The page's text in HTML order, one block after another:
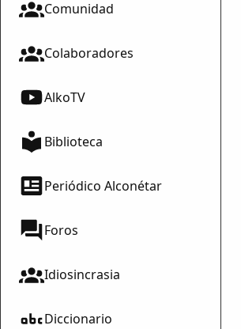
Comunidad
Colaboradores
AlkoTV
Biblioteca
Periódico Alconétar
Foros
Idiosincrasia
Diccionario